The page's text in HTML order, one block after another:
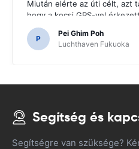
Miután elérte az úti célt, azt
hogy a kocsi GPS-vel
lenne, ha úgy döntöttünk,
GPS-t vásárolunk, amire
japán utak navigálásához.
P
Pei Ghim Poh
Luchthaven Fukuoka
Segítség és
Segítségre van szüksége?